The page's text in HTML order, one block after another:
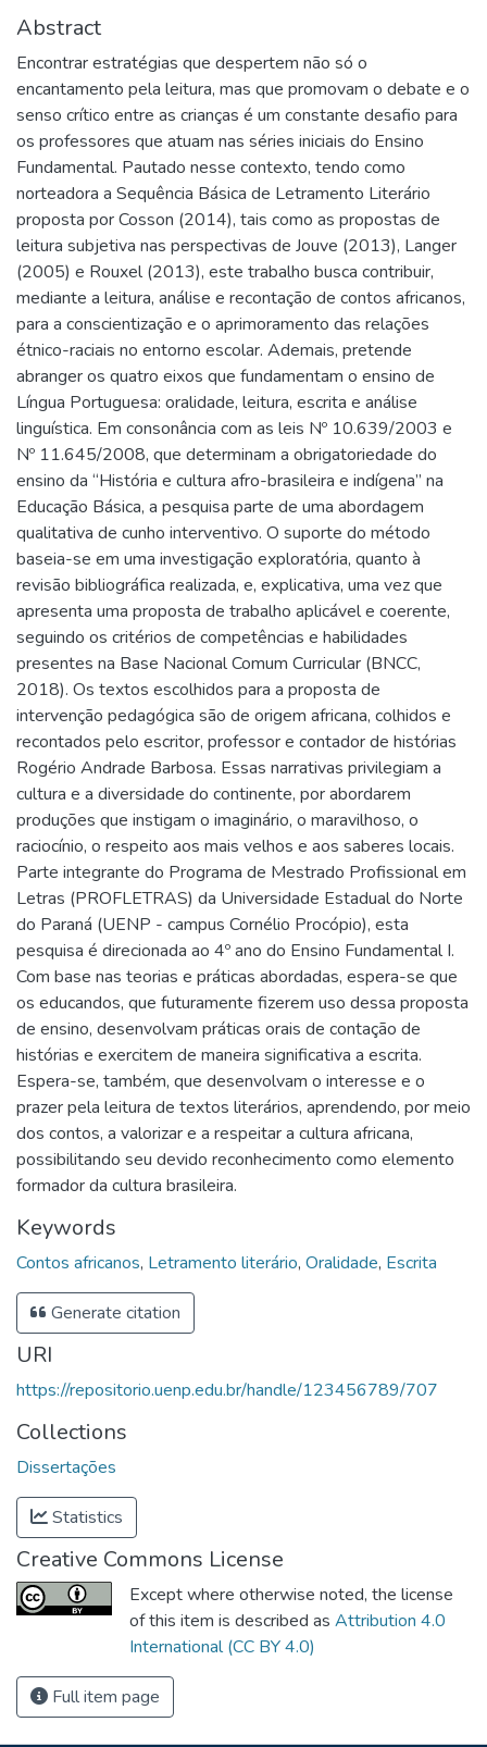
Abstract
Encontrar estratégias que despertem não só o
encantamento pela leitura, mas que promovam o debate e o
senso crítico entre as crianças é um constante desafio para
os professores que atuam nas séries iniciais do Ensino
Fundamental. Pautado nesse contexto, tendo como
norteadora a Sequência Básica de Letramento Literário
proposta por Cosson (2014), tais como as propostas de
leitura subjetiva nas perspectivas de Jouve (2013), Langer
(2005) e Rouxel (2013), este trabalho busca contribuir,
mediante a leitura, análise e recontação de contos africanos,
para a conscientização e o aprimoramento das relações
étnico-raciais no entorno escolar. Ademais, pretende
abranger os quatro eixos que fundamentam o ensino de
Língua Portuguesa: oralidade, leitura, escrita e análise
linguística. Em consonância com as leis Nº 10.639/2003 e
Nº 11.645/2008, que determinam a obrigatoriedade do
ensino da “História e cultura afro-brasileira e indígena” na
Educação Básica, a pesquisa parte de uma abordagem
qualitativa de cunho interventivo. O suporte do método
baseia-se em uma investigação exploratória, quanto à
revisão bibliográfica realizada, e, explicativa, uma vez que
apresenta uma proposta de trabalho aplicável e coerente,
seguindo os critérios de competências e habilidades
presentes na Base Nacional Comum Curricular (BNCC,
2018). Os textos escolhidos para a proposta de
intervenção pedagógica são de origem africana, colhidos e
recontados pelo escritor, professor e contador de histórias
Rogério Andrade Barbosa. Essas narrativas privilegiam a
cultura e a diversidade do continente, por abordarem
produções que instigam o imaginário, o maravilhoso, o
raciocínio, o respeito aos mais velhos e aos saberes locais.
Parte integrante do Programa de Mestrado Profissional em
Letras (PROFLETRAS) da Universidade Estadual do Norte
do Paraná (UENP - campus Cornélio Procópio), esta
pesquisa é direcionada ao 4º ano do Ensino Fundamental I.
Com base nas teorias e práticas abordadas, espera-se que
os educandos, que futuramente fizerem uso dessa proposta
de ensino, desenvolvam práticas orais de contação de
histórias e exercitem de maneira significativa a escrita.
Espera-se, também, que desenvolvam o interesse e o
prazer pela leitura de textos literários, aprendendo, por meio
dos contos, a valorizar e a respeitar a cultura africana,
possibilitando seu devido reconhecimento como elemento
formador da cultura brasileira.
Keywords
Contos africanos, Letramento literário, Oralidade, Escrita
Generate citation
URI
https://repositorio.uenp.edu.br/handle/123456789/707
Collections
Dissertações
Statistics
Creative Commons License
Except where otherwise noted, the license
of this item is described as Attribution 4.0
International (CC BY 4.0)
Full item page